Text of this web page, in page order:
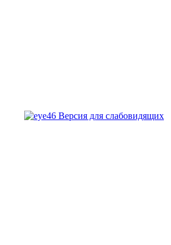
Версия для слабовидящих